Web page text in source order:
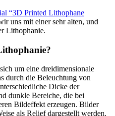
“3D Printed Lithophane
uns mit einer sehr alten, und
Lithophanie.
um eine dreidimensionale
durch die Beleuchtung von
Dicke der
dunkle Bereiche, die bei
Bildeffekt erzeugen. Bilder
als Relief dargestellt werden.